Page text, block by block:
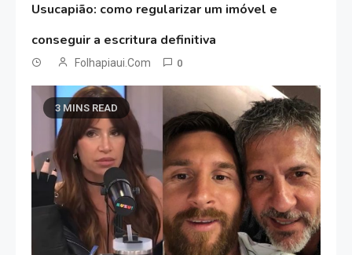
Usucapião: como regularizar um imóvel e
conseguir a escritura definitiva
Folhapiaui.com 0
3 MINS READ